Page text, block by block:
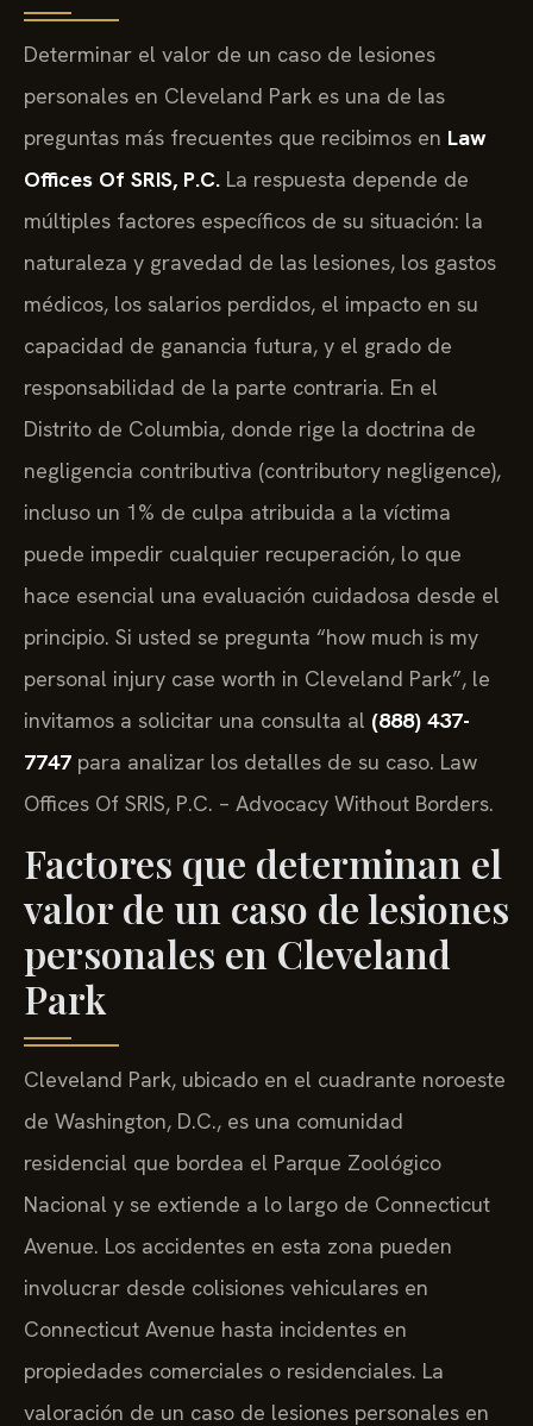
Determinar el valor de un caso de lesiones
personales en Cleveland Park es una de las
preguntas más frecuentes que recibimos en Law
Offices Of SRIS, P.C. La respuesta depende de
múltiples factores específicos de su situación: la
naturaleza y gravedad de las lesiones, los gastos
médicos, los salarios perdidos, el impacto en su
capacidad de ganancia futura, y el grado de
responsabilidad de la parte contraria. En el
Distrito de Columbia, donde rige la doctrina de
negligencia contributiva (contributory negligence),
incluso un 1% de culpa atribuida a la víctima
puede impedir cualquier recuperación, lo que
hace esencial una evaluación cuidadosa desde el
principio. Si usted se pregunta “how much is my
personal injury case worth in Cleveland Park”, le
invitamos a solicitar una consulta al (888) 437-
7747 para analizar los detalles de su caso. Law
Offices Of SRIS, P.C. – Advocacy Without Borders.
Factores que determinan el
valor de un caso de lesiones
personales en Cleveland
Park
Cleveland Park, ubicado en el cuadrante noroeste
de Washington, D.C., es una comunidad
residencial que bordea el Parque Zoológico
Nacional y se extiende a lo largo de Connecticut
Avenue. Los accidentes en esta zona pueden
involucrar desde colisiones vehiculares en
Connecticut Avenue hasta incidentes en
propiedades comerciales o residenciales. La
valoración de un caso de lesiones personales en